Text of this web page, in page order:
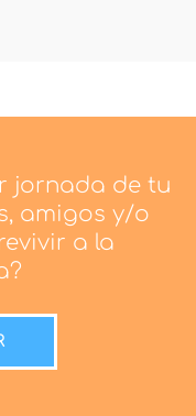
jornada de tu
amigos y/o
a la